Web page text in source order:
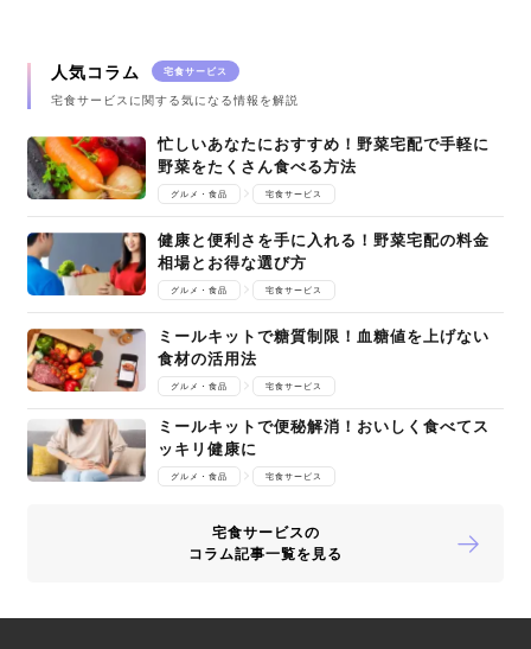
人気コラム 宅食サービス
宅食サービスに関する気になる情報を解説
忙しいあなたにおすすめ！野菜宅配で手軽に
野菜をたくさん食べる方法
グルメ・食品 宅食サービス
健康と便利さを手に入れる！野菜宅配の料金
相場とお得な選び方
グルメ・食品 宅食サービス
ミールキットで糖質制限！血糖値を上げない
食材の活用法
グルメ・食品 宅食サービス
ミールキットで便秘解消！おいしく食べてス
ッキリ健康に
グルメ・食品 宅食サービス
宅食サービスの
コラム記事一覧を見る